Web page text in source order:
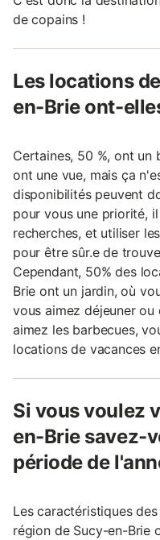
de copains !
Les locations
en-Brie ont-
Certaines, 50 %, ont un
ont une vue, mais ça
disponibilités peuvent
pour vous une priorité,
recherches, et utiliser
pour être sûr.e de
Cependant, 50% des
Brie ont un jardin, où
vous aimez déjeuner
aimez les barbecues,
locations de vacances
Si vous voulez
en-Brie savez-
période de
Les caractéristiques
région de Sucy-en-Brie